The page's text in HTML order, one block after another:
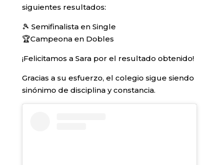
siguientes resultados:
🎾 Semifinalista en Single
🏆Campeona en Dobles
¡Felicitamos a Sara por el resultado obtenido!
Gracias a su esfuerzo, el colegio sigue siendo
sinónimo de disciplina y constancia.